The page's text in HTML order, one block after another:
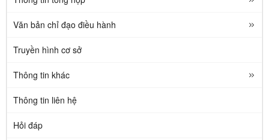
Văn bản chỉ đạo điều hành
Truyền hình cơ sở
Thông tin khác
Thông tin liên hệ
Hỏi đáp